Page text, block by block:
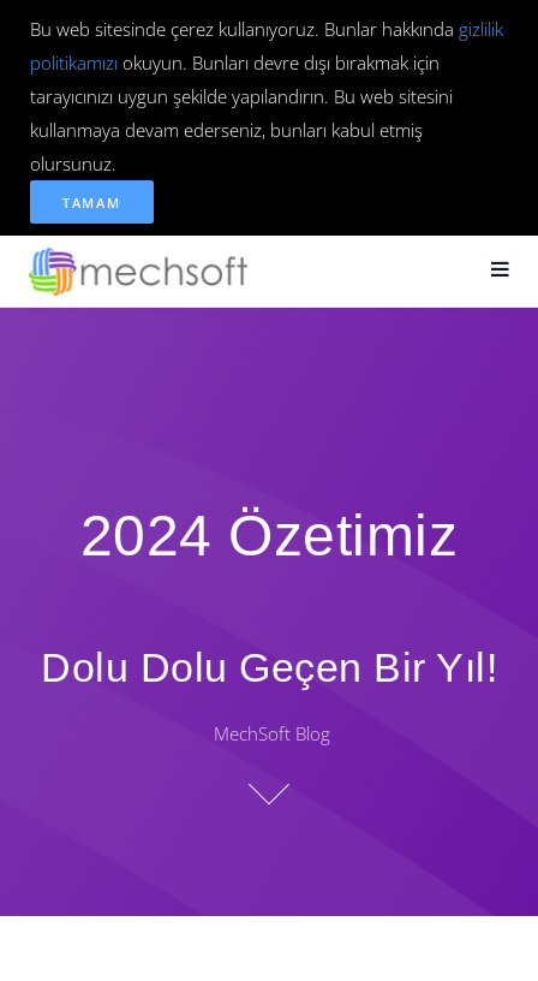
Bu web sitesinde çerez kullanıyoruz. Bunlar hakkında gizlilik
politikamızı okuyun. Bunları devre dışı bırakmak için
tarayıcınızı uygun şekilde yapılandırın. Bu web sitesini
kullanmaya devam ederseniz, bunları kabul etmiş
olursunuz.
TAMAM
2024 Özetimiz
Dolu Dolu Geçen Bir Yıl!
MechSoft Blog